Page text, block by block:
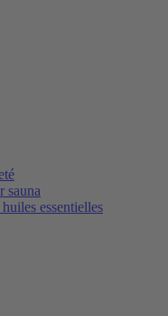
sauna
essentielles